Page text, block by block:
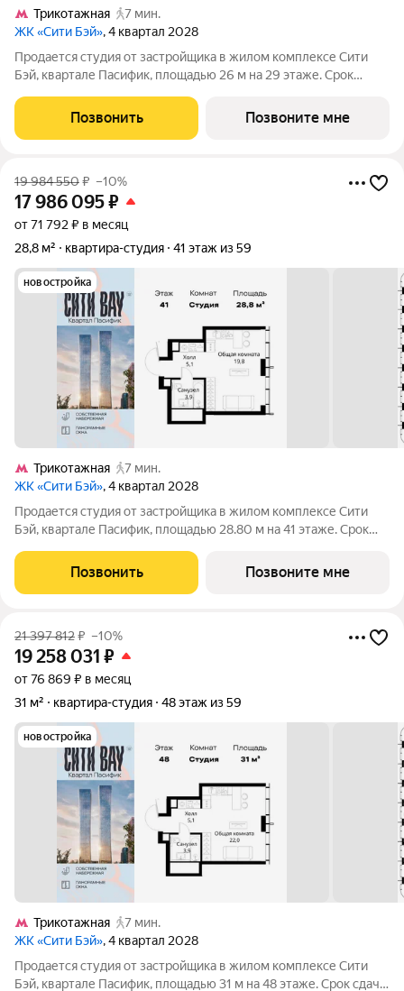
Трикотажная
7 мин.
ЖК «Сити Бэй», 4 квартал 2028
Продается студия от застройщика в жилом комплексе Сити
Бэй, квартале Пасифик, площадью 26 м на 29 этаже. Срок
Бэй - настоящий город в городе с отлично развитой
инфраструктурой и собственной
Позвонить Позвоните мне
19 984 550₽ –10%
17 986 095₽
от 71 792 ₽ в месяц
28,8 м²
квартира-студия 41 этаж из 59
новостройка
Трикотажная
7 мин.
ЖК «Сити Бэй», 4 квартал 2028
Продается студия от застройщика в жилом комплексе Сити
Бэй, квартале Пасифик, площадью 28.80 м на 41 этаже. Срок
Бэй - настоящий город в городе с отлично развитой
инфраструктурой и
Позвонить Позвоните мне
21 397 812₽ –10%
19 258 031 ₽
от 76 869 ₽ в месяц
31 м²
квартира-студия 48 этаж из 59
новостройка
Трикотажная
7 мин.
ЖК «Сити Бэй», 4 квартал 2028
Продается студия от застройщика в жилом комплексе Сити
Бэй, квартале Пасифик, площадью 31 м на 48 этаже. Срок сдачи